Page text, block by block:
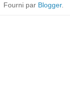
Fourni par Blogger.